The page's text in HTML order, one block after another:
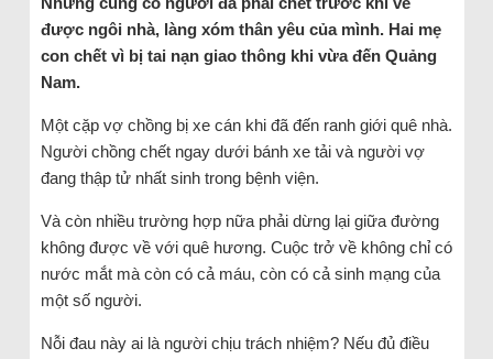
được ngôi nhà, làng xóm thân yêu của mình. Hai mẹ
con chết vì bị tai nạn giao thông khi vừa đến Quảng
Nam.
Một cặp vợ chồng bị xe cán khi đã đến ranh giới quê nhà.
Người chồng chết ngay dưới bánh xe tải và người vợ
đang thập tử nhất sinh trong bệnh viện.
Và còn nhiều trường hợp nữa phải dừng lại giữa đường
không được về với quê hương. Cuộc trở về không chỉ có
nước mắt mà còn có cả máu, còn có cả sinh mạng của
một số người.
Nỗi đau này ai là người chịu trách nhiệm? Nếu đủ điều